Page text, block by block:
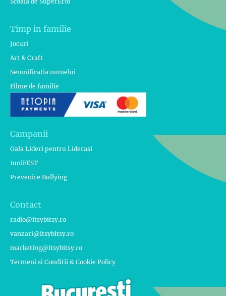
Timp in familie
Jocuri
Art & Craft
Semnificatia numelui
Filme de familie
Campanii
Gala Lideri pentru Liderasi
1uniFEST
Prevenire Bullying
Contact
radio@itsybitsy.ro
vanzari@itsybitsy.ro
marketing@itsybitsy.ro
Termeni si Conditii & Cookie Policy